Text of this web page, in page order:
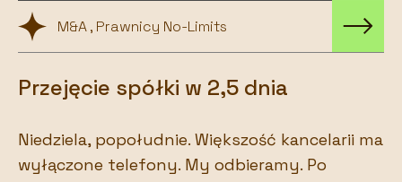
M&A , Prawnicy No-Limits
Przejęcie spółki w 2,5 dnia
Niedziela, popołudnie. Większość kancelarii ma
wyłączone telefony. My odbieramy. Po